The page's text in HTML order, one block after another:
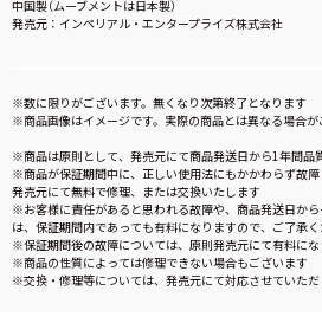
中国製（ムーブメントは日本製）
発売元：インペリアル・エンタープライズ株式会社
※数に限りがございます。無くなり次第終了となります
※商品画像はイメージです。実際の商品とは異なる場合が
※商品は原則として、発売元にて商品発送日から1年間品
※商品が保証期間中に、正しい使用法にもかかわらず故障
発売元にて無料で修理、または交換いたします
※お客様に責任があると思われる故障や、商品発送日か
は、保証期間内であっても有料になりますので、ご了承く
※保証期間後の故障については、原則発売元にて有料にな
※商品の性質によっては修理できない場合もございます
※交換・修理等については、発売元にて対応させていた